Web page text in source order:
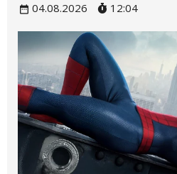
04.08.2026
12:04